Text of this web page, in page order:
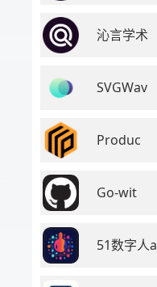
沁言学术
SVGWav
Produc
Go-wit
51数字人a